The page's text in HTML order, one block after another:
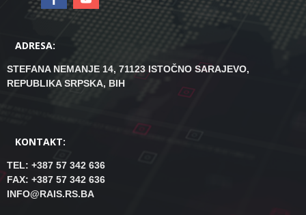
ADRESA:
STEFANA NEMANJE 14, 71123 ISTOČNO SARAJEVO,
REPUBLIKA SRPSKA, BIH
KONTAKT:
TEL: +387 57 342 636
FAX: +387 57 342 636
INFO@RAIS.RS.BA